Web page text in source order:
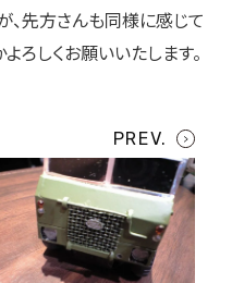
、先方さんも同様に感じて
ろしくお願いいたします。